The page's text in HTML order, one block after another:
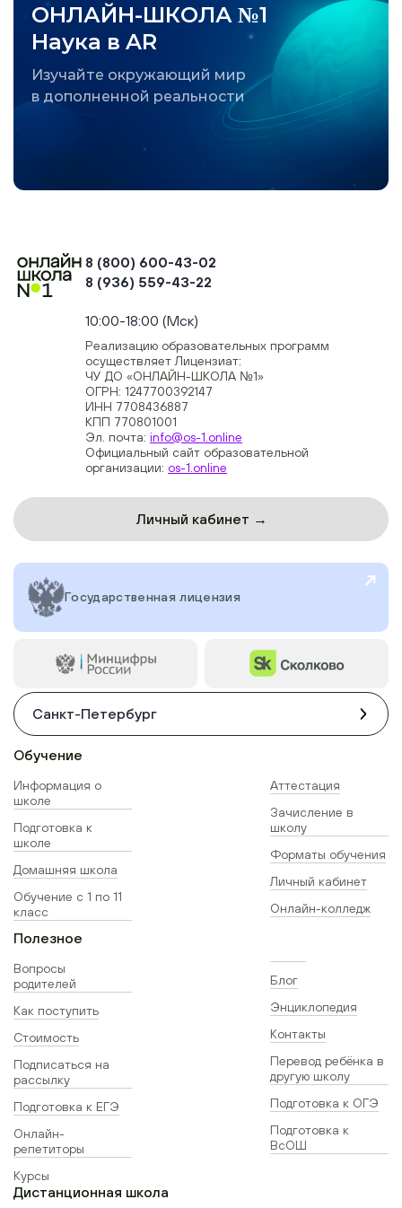
ОНЛАЙН-ШКОЛА №1
Наука в AR
Изучайте окружающий мир
в дополненной реальности
8 (800) 600-43-02
8 (936) 559-43-22
10:00-18:00 (Мск)
Реализацию образовательных программ
осуществляет Лицензиат:
ЧУ ДО «ОНЛАЙН-ШКОЛА №1»
ОГРН: 1247700392147
ИНН 7708436887
КПП 770801001
Эл. почта: info@os-1.online
Официальный сайт образовательной
организации: os-1.online
Личный кабинет →
Государственная лицензия
Санкт-Петербург
Обучение
Информация о
школе
Подготовка к
школе
Домашняя школа
Обучение с 1 по 11
класс
Аттестация
Зачисление в
школу
Форматы обучения
Личный кабинет
Онлайн-колледж
Полезное
Вопросы
родителей
Как поступить
Стоимость
Подписаться на
рассылку
Подготовка к ЕГЭ
Онлайн-
репетиторы
Курсы
Блог
Энциклопедия
Контакты
Перевод ребёнка в
другую школу
Подготовка к ОГЭ
Подготовка к
ВсОШ
Дистанционная школа